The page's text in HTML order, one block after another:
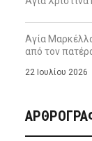
Αγία
από τον
22 Ιουλίου 2026